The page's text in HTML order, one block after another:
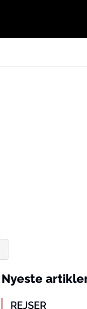
Nyeste
REJSER